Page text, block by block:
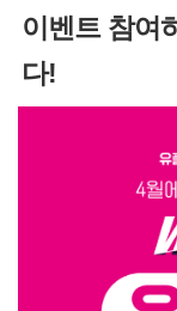
이벤트 참여
다!